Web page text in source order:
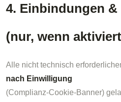
4. Einbindungen
(nur, wenn
Alle nicht technisch
nach Einwilligung
(Complianz-Cookie-Banner)